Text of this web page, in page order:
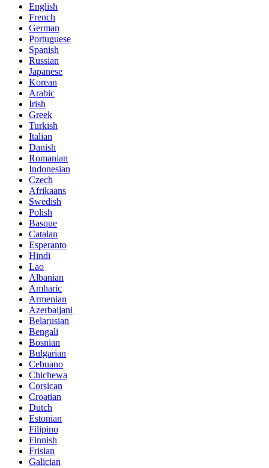
English
French
German
Portuguese
Spanish
Russian
Japanese
Korean
Arabic
Irish
Greek
Turkish
Italian
Danish
Romanian
Indonesian
Czech
Afrikaans
Swedish
Polish
Basque
Catalan
Esperanto
Hindi
Lao
Albanian
Amharic
Armenian
Azerbaijani
Belarusian
Bengali
Bosnian
Bulgarian
Cebuano
Chichewa
Corsican
Croatian
Dutch
Estonian
Filipino
Finnish
Frisian
Galician